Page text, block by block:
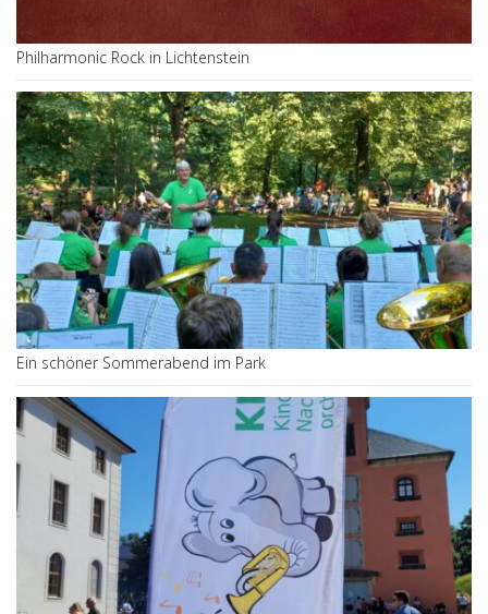
Philharmonic Rock in Lichtenstein
Ein schöner Sommerabend im Park